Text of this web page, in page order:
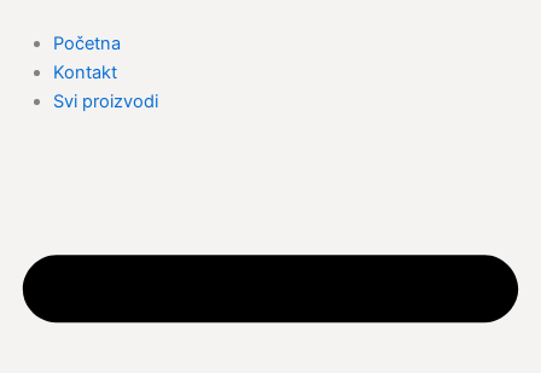
content
Početna
Kontakt
Svi proizvodi